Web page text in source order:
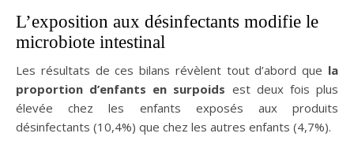
L’exposition aux désinfectants modifie le
microbiote intestinal
Les résultats de ces bilans révèlent tout d’abord que la
proportion d’enfants en surpoids est deux fois plus
élevée chez les enfants exposés aux produits
désinfectants (10,4%) que chez les autres enfants (4,7%).